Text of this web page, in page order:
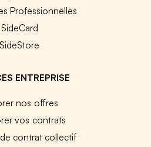
Professionnelles
SideCard
SideStore
ENTREPRISE
nos offres
vos contrats
contrat collectif